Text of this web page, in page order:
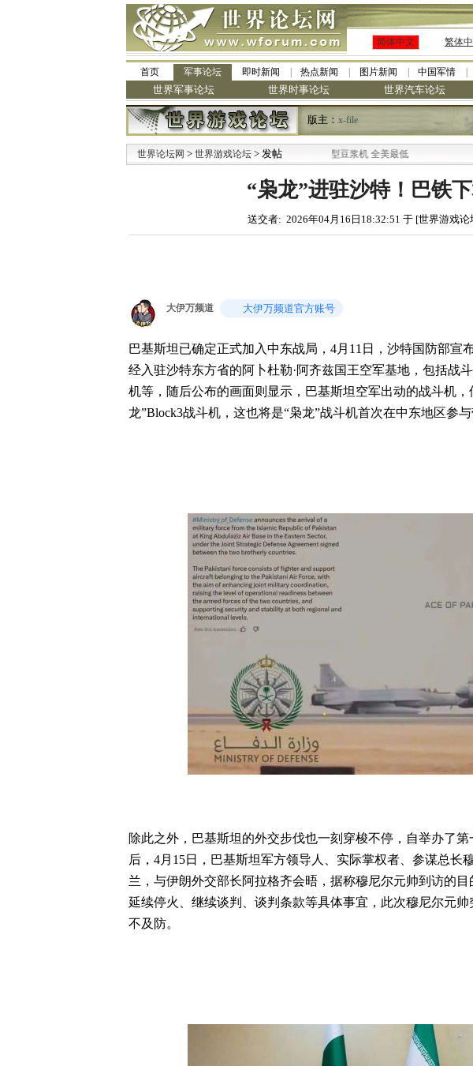
简体中文 繁体
首页 军事论坛 即时新闻 热点新闻 图片新闻 中国军情
世界军事论坛 世界时事论坛 世界汽车论坛
版主： x-file
世界论坛网 > 世界游戏论坛 > 发帖
·九阳全新免清洗型豆浆机 全美最低
“枭龙”进驻沙特！巴铁
送交者: 2026年04月16日18:32:51 于 [世界游戏论
大伊万频道
大伊万频道官方账号
巴基斯坦已确定正式加入中东战局，4月11日，沙特国防部宣
经入驻沙特东方省的阿卜杜勒·阿齐兹国王空军基地，包括战
机等，随后公布的画面则显示，巴基斯坦空军出动的战斗机
龙”Block3战斗机，这也将是“枭龙”战斗机首次在中东地区参
除此之外，巴基斯坦的外交步伐也一刻穿梭不停，自举办了
后，4月15日，巴基斯坦军方领导人、实际掌权者、参谋总长
兰，与伊朗外交部长阿拉格齐会晤，据称穆尼尔元帅到访的
延续停火、继续谈判、谈判条款等具体事宜，此次穆尼尔元
不及防。